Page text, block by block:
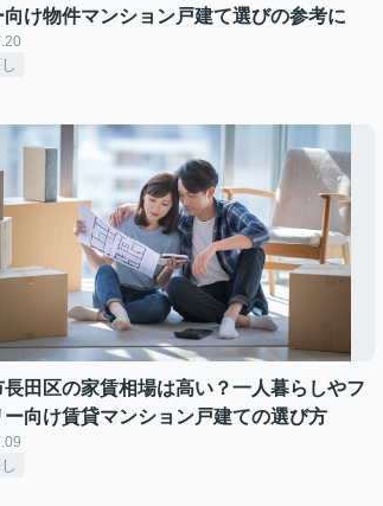
向け物件マンション戸建て選びの参考に
長田区の家賃相場は高い？一人暮らしやフ
ー向け賃貸マンション戸建ての選び方